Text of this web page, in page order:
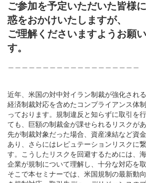
ご参加を予定いただいた皆様
惑をおかけいたしますが、
ご理解くださいますようお願
す。
近年、米国の対中対イラン制裁が強化され
経済制裁対応を含めたコンプライアンス体
っております。規制違反と知らずに取引を
ても、巨額の制裁金が課せられるリスクが
先が制裁対象だった場合、資産凍結など資
あり、さらにはレピュテーションリスクに
す。こうしたリスクを回避するためには、
企業が規制について理解し、十分な対応を
そこで本セミナーでは、米国規制の最新動